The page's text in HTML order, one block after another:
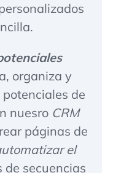
organiza y
de
nuesro CRM
páginas de
el
secuencias